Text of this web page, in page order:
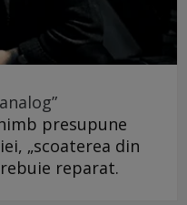
presupune
„scoaterea din
reparat.